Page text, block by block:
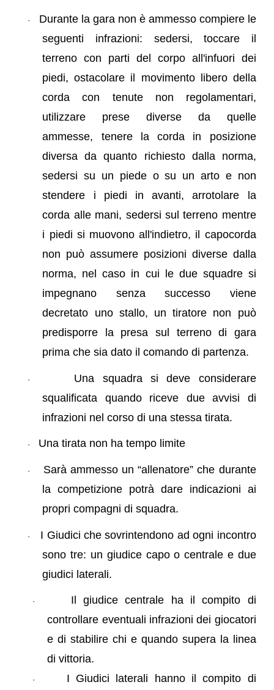
·
Durante la gara non è ammesso compiere le
seguenti infrazioni: sedersi, toccare il
terreno con parti del corpo all'infuori dei
piedi, ostacolare il movimento libero della
corda con tenute non regolamentari,
utilizzare prese diverse da quelle
ammesse, tenere la corda in posizione
diversa da quanto richiesto dalla norma,
sedersi su un piede o su un arto e non
stendere i piedi in avanti, arrotolare la
corda alle mani, sedersi sul terreno mentre
i piedi si muovono all'indietro, il capocorda
non può assumere posizioni diverse dalla
norma, nel caso in cui le due squadre si
impegnano senza successo viene
decretato uno stallo, un tiratore non può
predisporre la presa sul terreno di gara
prima che sia dato il comando di partenza.
·
Una squadra si deve considerare
squalificata quando riceve due avvisi di
infrazioni nel corso di una stessa tirata.
· Una tirata non ha tempo limite
·
Sarà ammesso un “allenatore” che durante
la competizione potrà dare indicazioni ai
propri compagni di squadra.
·
I Giudici che sovrintendono ad ogni incontro
sono tre: un giudice capo o centrale e due
giudici laterali.
·
Il giudice centrale ha il compito di
controllare eventuali infrazioni dei giocatori
e di stabilire chi e quando supera la linea
di vittoria.
· I Giudici laterali hanno il compito di